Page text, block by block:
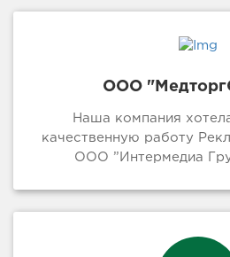
ООО
Наша компания
качественную работу
ООО ”Интермедиа